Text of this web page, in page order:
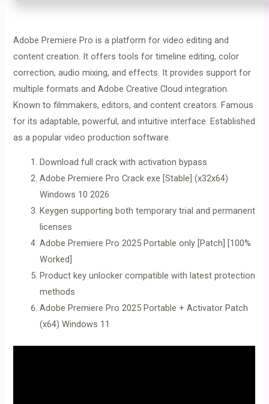
Adobe Premiere Pro is a platform for video editing and
content creation. It offers tools for timeline editing, color
correction, audio mixing, and effects. It provides support for
multiple formats and Adobe Creative Cloud integration.
Known to filmmakers, editors, and content creators. Famous
for its adaptable, powerful, and intuitive interface. Established
as a popular video production software.
Download full crack with activation bypass
Adobe Premiere Pro Crack exe [Stable] (x32x64)
Windows 10 2026
Keygen supporting both temporary trial and permanent
licenses
Adobe Premiere Pro 2025 Portable only [Patch] [100%
Worked]
Product key unlocker compatible with latest protection
methods
Adobe Premiere Pro 2025 Portable + Activator Patch
(x64) Windows 11